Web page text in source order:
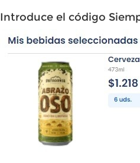
Introduce el código